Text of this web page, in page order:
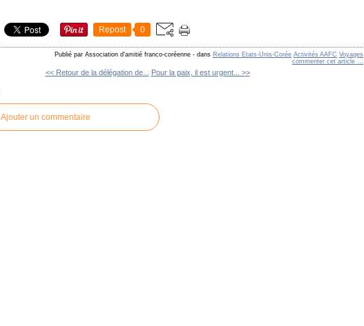
Repost 0
Publié par Association d'amitié franco-coréenne - dans Relations Etats-Unis-Corée Activités AAFC Voyages
commenter cet article …
<< Retour de la délégation de... Pour la paix, il est urgent... >>
Ajouter un commentaire